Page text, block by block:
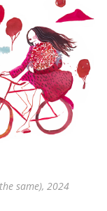
same), 2024